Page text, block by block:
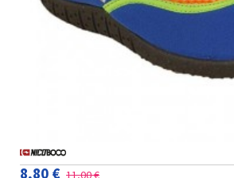
8,80 € 11,00 €